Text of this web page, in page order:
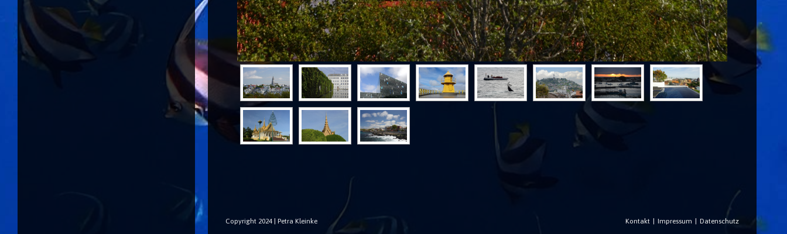
Kontakt Impressum Datenschutz
Copyright 2024 | Petra Kleinke